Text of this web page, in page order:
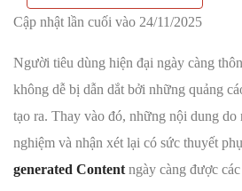
Cập nhật lần cuối vào 24/11/2025
Người tiêu dùng hiện đại ngày càng
không dễ bị dẫn dắt bởi những quảng
tạo ra. Thay vào đó, những nội dung
nghiệm và nhận xét lại có sức thuyết
generated Content ngày càng được